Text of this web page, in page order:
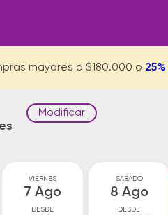
mayores a $180.000 o
Modificar
VIERNES
7 Ago
DESDE
SABADO
8 Ago
DESDE